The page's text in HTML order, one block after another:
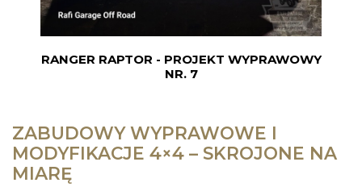
RANGER RAPTOR - PROJEKT WYPRAWOWY
NR. 7
ZABUDOWY WYPRAWOWE I
MODYFIKACJE 4×4 – SKROJONE NA
MIARĘ